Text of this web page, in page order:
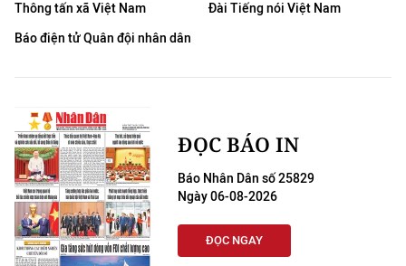
Thông tấn xã Việt Nam
Đài Tiếng nói Việt Nam
Báo điện tử Quân đội nhân dân
ĐỌC BÁO IN
Báo Nhân Dân số 25829
Ngày 06-08-2026
ĐỌC NGAY